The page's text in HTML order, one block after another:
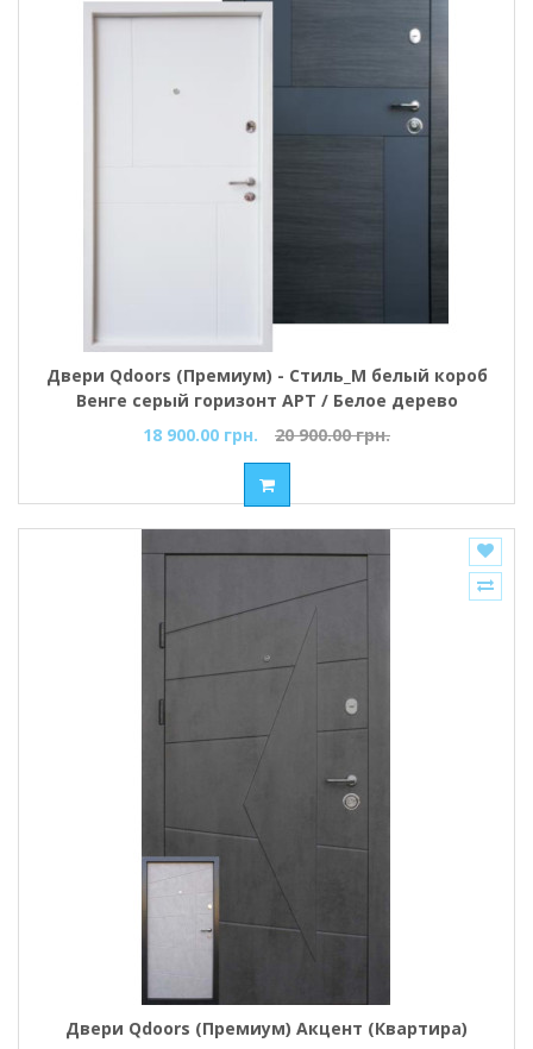
Двери Qdoors (Премиум) - Стиль_М белый короб
Венге серый горизонт АРТ / Белое дерево
18 900.00 грн.
20 900.00 грн.
Двери Qdoors (Премиум) Акцент (Квартира)